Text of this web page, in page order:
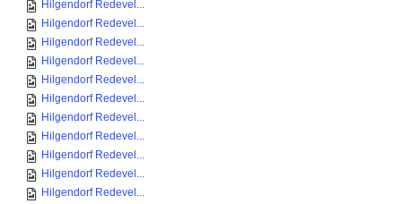
Hilgendorf Redevel...
Hilgendorf Redevel...
Hilgendorf Redevel...
Hilgendorf Redevel...
Hilgendorf Redevel...
Hilgendorf Redevel...
Hilgendorf Redevel...
Hilgendorf Redevel...
Hilgendorf Redevel...
Hilgendorf Redevel...
Hilgendorf Redevel...